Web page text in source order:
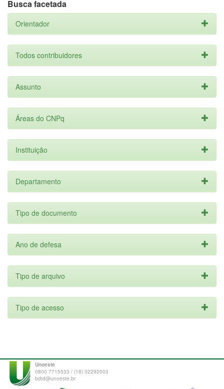
Busca facetada
Orientador
Todos contribuidores
Assunto
Áreas do CNPq
Instituição
Departamento
Tipo de documento
Ano de defesa
Tipo de arquivo
Tipo de acesso
Unoeste
0800 7715533 / (18) 32292003
bdtd@unoeste.br